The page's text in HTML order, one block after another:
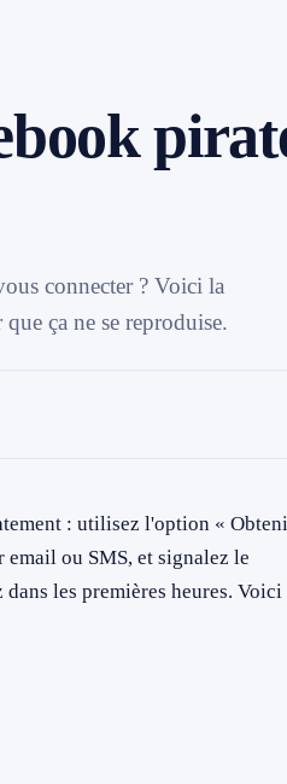
connecter ? Voici la
ça ne se reproduise.
: utilisez l'option «
ou SMS, et signalez le
les premières heures. Voici